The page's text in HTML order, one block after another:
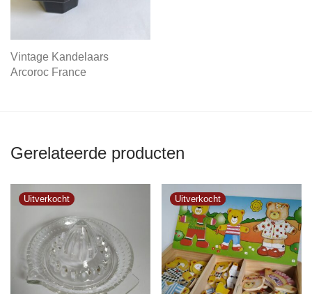
Vintage Kandelaars
Arcoroc France
Gerelateerde producten